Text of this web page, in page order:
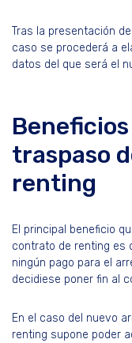
Tras la presentación
caso se procederá a
datos del que será el
traspaso
renting
El principal beneficio
contrato de renting es
ningún pago para el
decidiese poner fin al
En el caso del nuevo
renting supone poder